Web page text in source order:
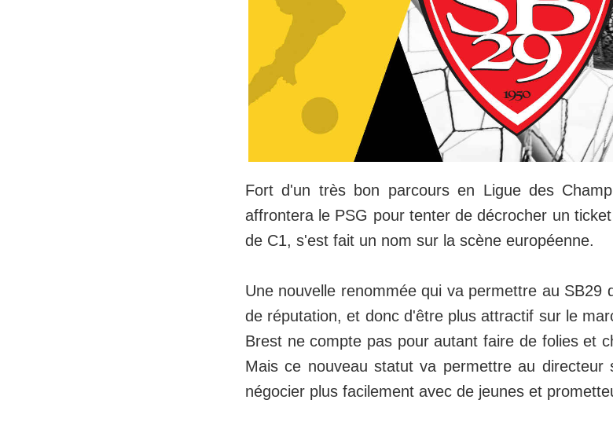
Fort d'un très bon parcours en Ligue des
affrontera le PSG pour tenter de décrocher un
de C1, s'est fait un nom sur la scène européenne.
Une nouvelle renommée qui va permettre au SB29
de réputation, et donc d'être plus attractif sur le
Brest ne compte pas pour autant faire de folies et
Mais ce nouveau statut va permettre au directeur
négocier plus facilement avec de jeunes et